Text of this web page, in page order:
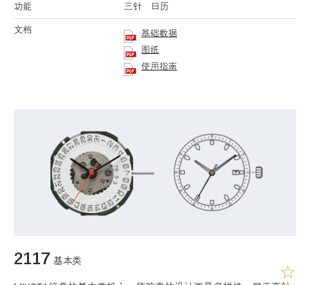
功能 三针 日历
文档
基础数据
图纸
使用指南
2117 基本类